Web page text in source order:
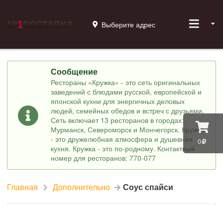
0
Выберите адрес
Сообщение
Рестораны «Кружка» - это сеть оригинальных
заведений с блюдами русской, европейской и
японской кухни для энергичных деловых
людей, семейных обедов и встреч с друзьями.
Сеть включает 13 ресторанов в городах:
Мурманск, Североморск и Мончегорск. Кружка
- это дружелюбная атмосфера и душевная
кухня. Кружка - это по-родному. Контактный
номер для ресторанов: 770-077
Главная Дополнительно Соус спайси